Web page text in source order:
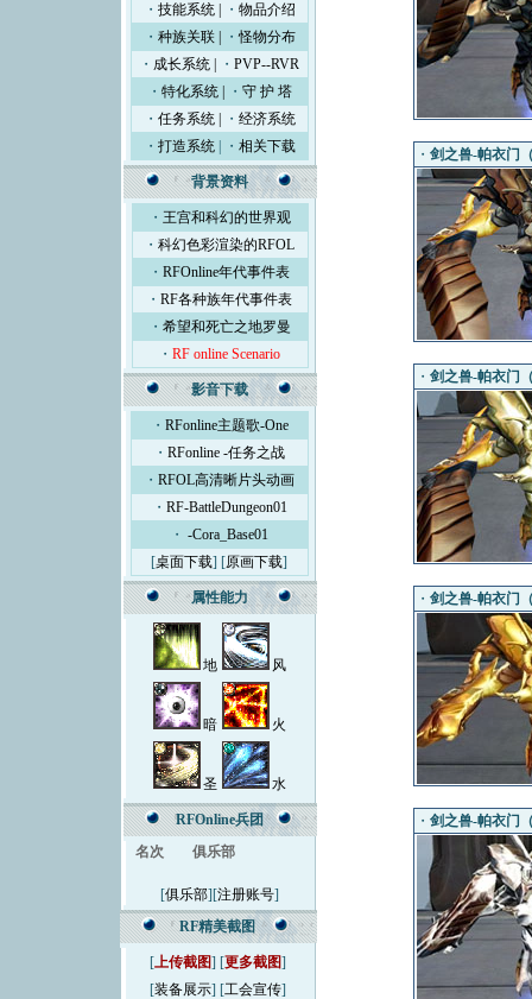
・ 技能系统 ・ 物品介绍
・ 种族关联 ・怪物分布
・ 成长系统 ・PVP--RVR
・ 特化系统 ・ 守 护 塔
・ 任务系统 ・ 经济系统
・ 打造系统 | ・ 相关下载
背景资料
・ 王宫和科幻的世界观
・科幻色彩渲染的RFOL
・RFOnline年代事件表
・RF各种族年代事件表
・ 希望和死亡之地罗曼
・RF online Scenario
影音下载
・ RFonline主题歌-One
・RFonline -任务之战
・RFOL高清晰片头动画
・ RF-BattleDungeon01
・ -Cora_Base01
[桌面下载] [原画下载]
属性能力
地 风
暗 火
圣 水
RFOnline兵团
名次
俱乐部
[俱乐部][注册账号]
RF精美截图
[上传截图] [更多截图]
[装备展示] [工会宣传]
・ 剑之兽-帕衣门
・ 剑之兽-帕衣门
・ 剑之兽-帕衣门
・ 剑之兽-帕衣门